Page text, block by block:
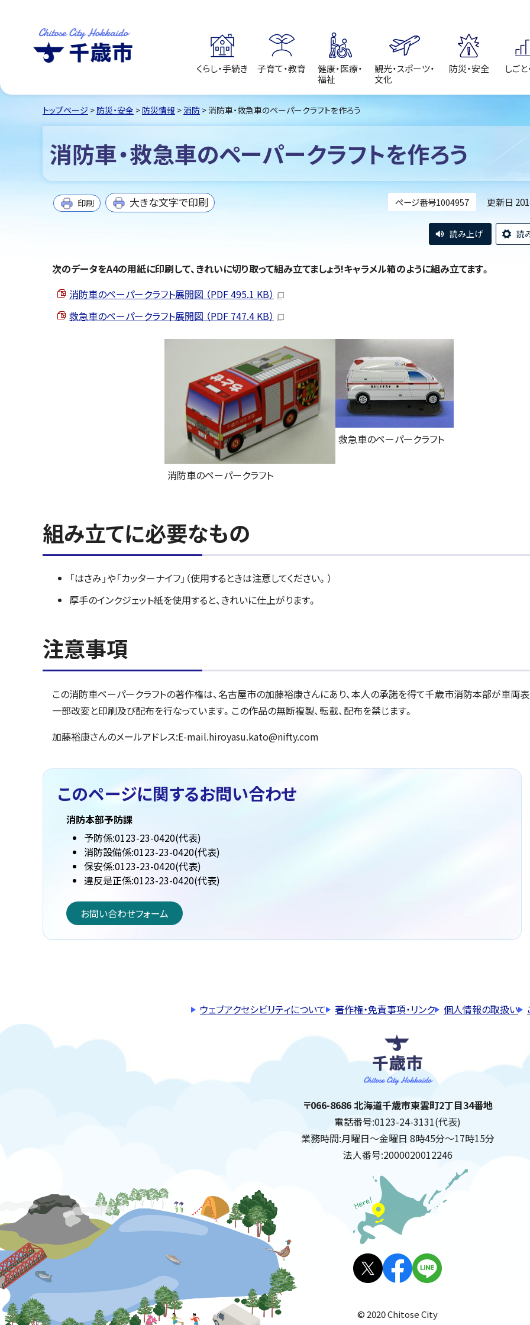
くらし・手続き 子育て・教育
健康・医療・
福祉
観光・スポーツ・
文化
防災・安全 しご
トップページ > 防災・安全 > 防災情報 >消防 > 消防車・救急車のペーパークラフトを作ろう
消防車・救急車のペーパークラフトを作ろう
ページ番号1004957 更新日
印刷 大きな文字で印刷
読み上げ 読
次のデータをA4の用紙に印刷して、きれいに切り取って組み立てましょう!キャラメル箱のように組み立てます。
消防車のペーパークラフト展開図 （PDF 495.1 KB）
救急車のペーパークラフト展開図 （PDF 747.4 KB）
消防車のペーパークラフト
救急車のペーパークラフト
組み立てに必要なもの
「はさみ」や「カッターナイフ」（使用するときは注意してください。）
厚手のインクジェット紙を使用すると、きれいに仕上がります。
注意事項
この消防車ペーパークラフトの著作権は、名古屋市の加藤裕康さんにあり、本人の承諾を得て千歳市消防本部が車両
一部改変と印刷及び配布を行なっています。この作品の無断複製、転載、配布を禁じます。
加藤裕康さんのメールアドレス:E-mail.hiroyasu.kato@nifty.com
このページに関するお問い合わせ
消防本部予防課
予防係:0123-23-0420(代表)
消防設備係:0123-23-0420(代表)
保安係:0123-23-0420(代表)
違反是正係:0123-23-0420(代表)
お問い合わせフォーム
ウェブアクセシビリティについて 著作権・免責事項・リンク 個人情報の取扱い
千歳市
住所:
〒066-8686 北海道千歳市東雲町2丁目34番地
電話番号:0123-24-3131(代表)
業務時間:月曜日～金曜日 8時45分～17時15分
法人番号:2000020012246
公式SNS
© 2020 Chitose City